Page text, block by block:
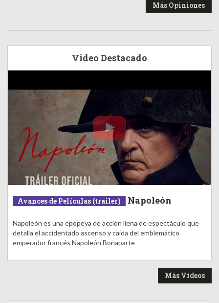
Más Opiniones
Video Destacado
Avances de Películas (trailer) Napoleón
Napoleón es una epopeya de acción llena de espectáculo que
detalla el accidentado ascenso y caída del emblemático
emperador francés Napoleón Bonaparte
Más Videos